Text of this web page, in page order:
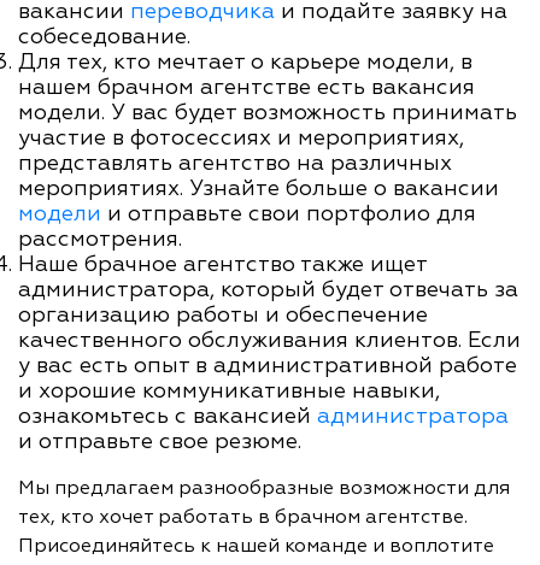
вакансии переводчика и подайте заявку на
собеседование.
Для тех, кто мечтает о карьере модели, в
нашем брачном агентстве есть вакансия
модели. У вас будет возможность принимать
участие в фотосессиях и мероприятиях,
представлять агентство на различных
мероприятиях. Узнайте больше о вакансии
модели и отправьте свои портфолио для
рассмотрения.
Наше брачное агентство также ищет
администратора, который будет отвечать за
организацию работы и обеспечение
качественного обслуживания клиентов. Если
у вас есть опыт в административной работе
и хорошие коммуникативные навыки,
ознакомьтесь с вакансией администратора
и отправьте свое резюме.
Мы предлагаем разнообразные возможности для
тех, кто хочет работать в брачном агентстве.
Присоединяйтесь к нашей команде и воплотите